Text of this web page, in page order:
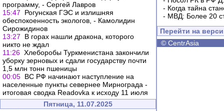
программу, - Сергей Лавров
15:47
Рогунская ГЭС и излишняя
обеспокоенность экологов, - Камолидин
Сирожидинов
13:27
В горах нашли дракона, которого
никто не ждал
11:26 Хлеборобы Туркменистана закончили
уборку зерновых и сдали государству почти
1,5 млн тонн пшеницы
00:05 ВС РФ начинают наступление на
населенные пункты севернее Мирнограда -
итоговая сводка Readovka к исходу 11 июля
Пятница, 11.07.2025
- Когда тайна
- МВД: Более 20
Перейти на
© CentrAsia